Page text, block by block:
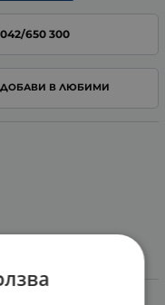
042/650 300
ДОБАВИ В ЛЮБИМИ